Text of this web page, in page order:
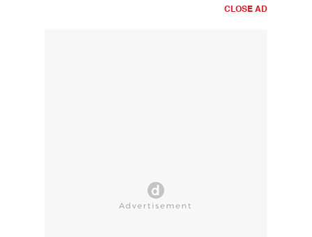
CLOSE AD